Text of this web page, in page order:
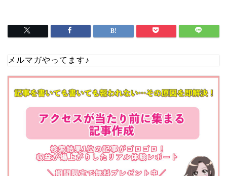
メルマガやってます♪